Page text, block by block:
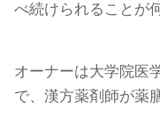
べ続けられることが
オーナーは大学院医
で、漢方薬剤師が薬